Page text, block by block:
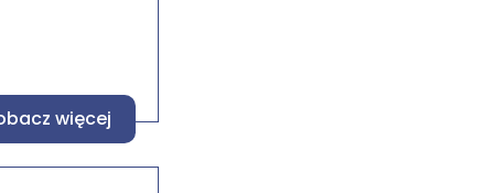
więcej